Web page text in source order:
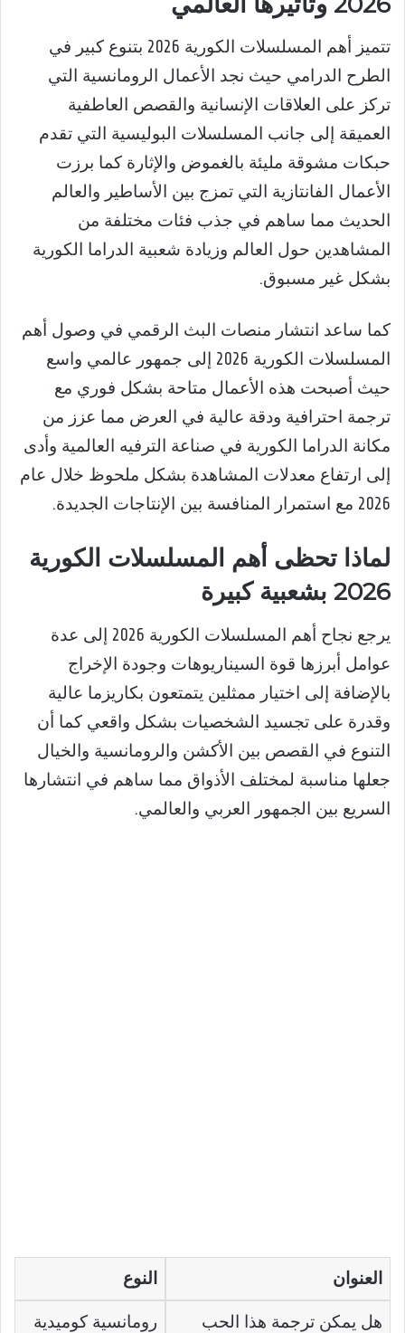
تتميز أهم المسلسلات الكورية 2026 بتنوع كبير في
الطرح الدرامي حيث نجد الأعمال الرومانسية التي
تركز على العلاقات الإنسانية والقصص العاطفية
العميقة إلى جانب المسلسلات البوليسية التي تقدم
حبكات مشوقة مليئة بالغموض والإثارة كما برزت
الأعمال الفانتازية التي تمزج بين الأساطير والعالم
الحديث مما ساهم في جذب فئات مختلفة من
المشاهدين حول العالم وزيادة شعبية الدراما الكورية
بشكل غير مسبوق.
كما ساعد انتشار منصات البث الرقمي في وصول أهم
المسلسلات الكورية 2026 إلى جمهور عالمي واسع
حيث أصبحت هذه الأعمال متاحة بشكل فوري مع
ترجمة احترافية ودقة عالية في العرض مما عزز من
مكانة الدراما الكورية في صناعة الترفيه العالمية وأدى
إلى ارتفاع معدلات المشاهدة بشكل ملحوظ خلال عام
2026 مع استمرار المنافسة بين الإنتاجات الجديدة.
لماذا تحظى أهم المسلسلات الكورية
2026 بشعبية كبيرة
يرجع نجاح أهم المسلسلات الكورية 2026 إلى عدة
عوامل أبرزها قوة السيناريوهات وجودة الإخراج
بالإضافة إلى اختيار ممثلين يتمتعون بكاريزما عالية
وقدرة على تجسيد الشخصيات بشكل واقعي كما أن
التنوع في القصص بين الأكشن والرومانسية والخيال
جعلها مناسبة لمختلف الأذواق مما ساهم في انتشارها
السريع بين الجمهور العربي والعالمي.
العنوان النوع
هل يمكن ترجمة هذا الحب رومانسية كوميدية